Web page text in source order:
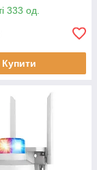
дитини
333 од.
Купити